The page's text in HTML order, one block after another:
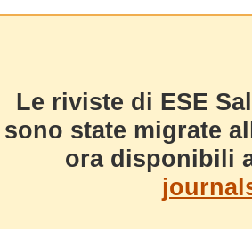
Le riviste di ESE
sono state migrate
ora disponibili